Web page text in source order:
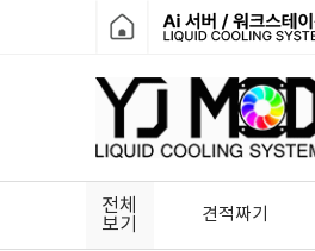
전체
보기
견적짜기